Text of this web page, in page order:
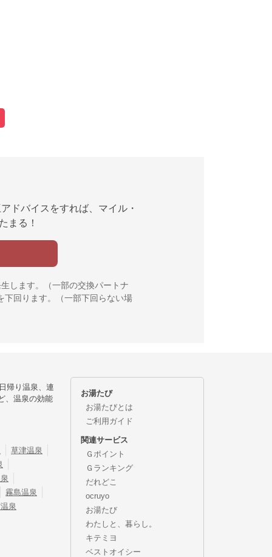
ドバイスをすれば、マイル・
まる！
します。（一部の交換パートナ
下回ります。（一部下回らない場
帰り温泉、連
、温泉の効能
草津温泉
霧島温泉
泉
お湯たび
お湯たびとは
ご利用ガイド
関連サービス
Ｇポイント
Ｇランキング
だれどこ
ocruyo
お湯たび
わたしと、暮らし。
キテミヨ
ベストオイシー